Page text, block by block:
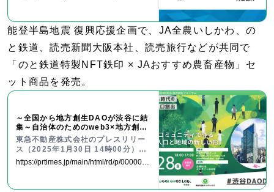
し、山梨県丹波山村と連携協定を締
結しました！
能登半島地震 復興応援企画で、JA全農いしかわ、の
と鉄道、読売新聞大阪本社、読売旅行などが共同で
「のと鉄道特製NFT鉄印 × JAおすすめ農畜産物」セ
ット商品を発売。
～全国から地方創生DAOが渋谷に結
集～自治体のためのweb3×地方創生
フォーラム「渋谷DAO DAY」を開
催
東急不動産株式会社のプレスリリー
ス（2025年1月30日 14時00分）～
全国から地方創生DAOが渋谷に結集
https://prtimes.jp/main/html/rd/p/0000004